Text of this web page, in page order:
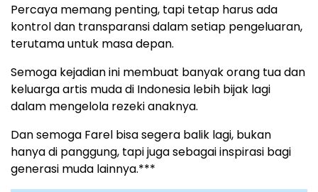
Percaya memang penting, tapi tetap harus ada
kontrol dan transparansi dalam setiap pengeluaran,
terutama untuk masa depan.
Semoga kejadian ini membuat banyak orang tua dan
keluarga artis muda di Indonesia lebih bijak lagi
dalam mengelola rezeki anaknya.
Dan semoga Farel bisa segera balik lagi, bukan
hanya di panggung, tapi juga sebagai inspirasi bagi
generasi muda lainnya.***